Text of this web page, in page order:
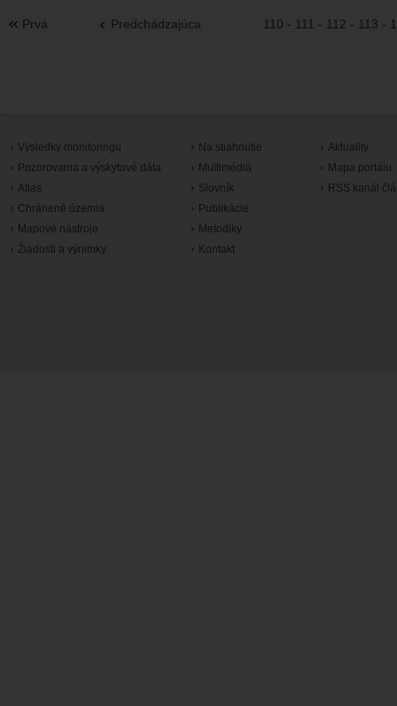
Prvá Predchádzajúca 110 - 111 - 112 - 113 -
Výsledky monitoringu
Pozorovania a výskytové dáta
Atlas
Chránené územia
Mapové nástroje
Žiadosti a výnimky
Na stiahnutie
Multimédiá
Slovník
Publikácie
Metodiky
Kontakt
Aktuality
Mapa portálu
RSS kanál